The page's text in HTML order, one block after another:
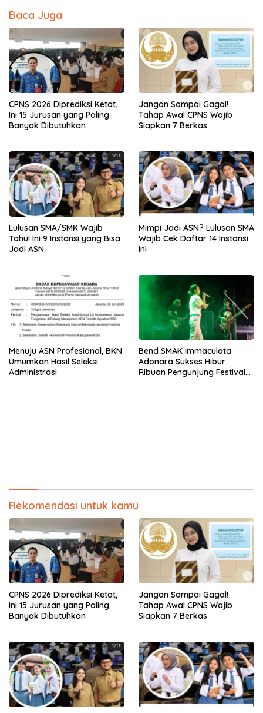
Baca Juga
CPNS 2026 Diprediksi Ketat,
Ini 15 Jurusan yang Paling
Banyak Dibutuhkan
Jangan Sampai Gagal!
Tahap Awal CPNS Wajib
Siapkan 7 Berkas
Lulusan SMA/SMK Wajib
Tahu! Ini 9 Instansi yang Bisa
Jadi ASN
Mimpi Jadi ASN? Lulusan SMA
Wajib Cek Daftar 14 Instansi
Ini
Menuju ASN Profesional, BKN
Umumkan Hasil Seleksi
Administrasi
Bend SMAK Immaculata
Adonara Sukses Hibur
Ribuan Pengunjung Festival
Rekomendasi untuk kamu
CPNS 2026 Diprediksi Ketat,
Ini 15 Jurusan yang Paling
Banyak Dibutuhkan
Jangan Sampai Gagal!
Tahap Awal CPNS Wajib
Siapkan 7 Berkas